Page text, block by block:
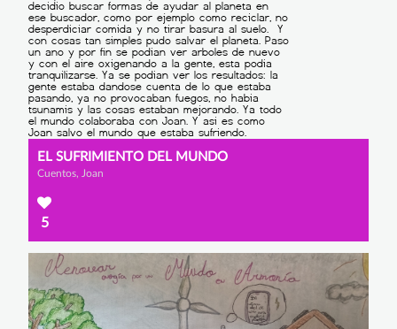
EL SUFRIMIENTO DEL MUNDO
Cuentos, Joan
5